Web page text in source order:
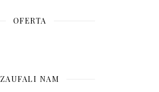
OFERTA
ZAUFALI NAM